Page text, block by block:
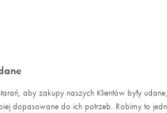
aby zakupy naszych Klientów były
dopasowane do ich potrzeb. Robimy to